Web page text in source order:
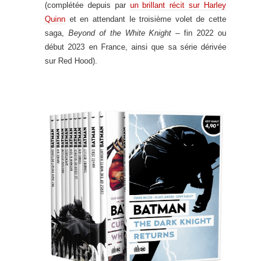
(complétée depuis par un brillant récit sur Harley
Quinn et en attendant le troisième volet de cette
saga, Beyond of the White Knight – fin 2022 ou
début 2023 en France, ainsi que sa série dérivée
sur Red Hood).